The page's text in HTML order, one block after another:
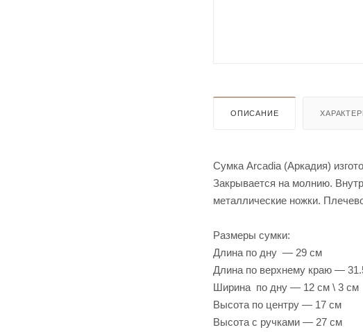
ОПИСАНИЕ
Сумка Arcadia (Аркадия)
Закрывается на молнию.
металлические ножки.
Размеры сумки:
Длина по дну — 29 см
Длина по верхнему краю —
Ширина по дну — 12 см \ 3 см
Высота по центру — 17 см
Высота с ручками — 27 см